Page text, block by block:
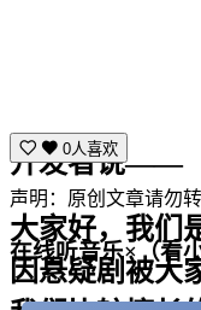
开发者说——
大家好，我们
因悬疑剧被大
0人喜欢
声明：原创文章请勿
在线听音乐×（看